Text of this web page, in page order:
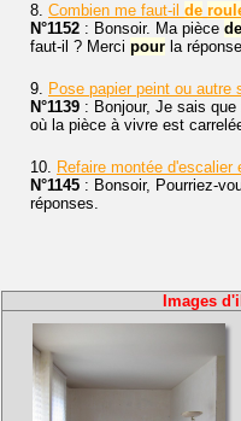
8. Combien me faut-il de
N°1152 : Bonsoir. Ma pièce de
faut-il ? Merci pour la
9. Pose papier peint ou autre
N°1139 : Bonjour, Je sais
où la pièce à vivre est
10. Refaire montée d'escalier
N°1145 : Bonsoir, Pourriez-
réponses.
Images